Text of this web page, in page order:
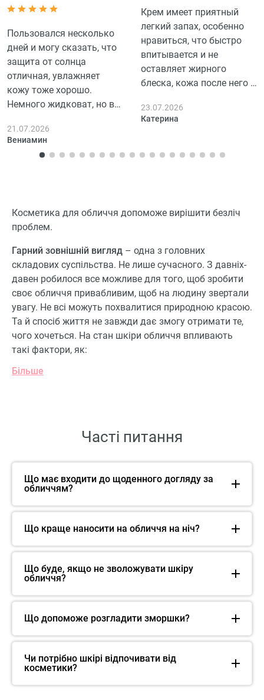
Пользовался несколько
дней и могу сказать, что
защита от солнца
отличная, увлажняет
кожу тоже хорошо.
Немного жидковат, но в
наносить на кожу,
впитывается быстро и не
оставляет ощущение
21.07.2026
Вениамин
Крем имеет приятный
легкий запах, особенно
нравиться, что быстро
впитывается и не
оставляет жирного
блеска, кожа после него и
упругой и свежей. Не
ожидала таких
заметила сильного
чувствительной кожи
или покраснений.
Поставила 4 звезды
только потому что
хотелось бы более
выраженного
антивозрастного
эффекта.
23.07.2026
Катерина
Косметика для обличчя допоможе вирішити безліч
проблем.
Гарний зовнішній вигляд – одна з головних
складових суспільства. Не лише сучасного. З давніх-
давен робилося все можливе для того, щоб зробити
своє обличчя привабливим, щоб на людину звертали
увагу. Не всі можуть похвалитися природною красою.
Та й спосіб життя не завжди дає змогу отримати те,
чого хочеться. На стан шкіри обличчя впливають
такі фактори, як:
Більше
Часті питання
Що має входити до щоденного догляду за
обличчям?
Що краще наносити на обличчя на ніч?
Що буде, якщо не зволожувати шкіру
обличчя?
Що допоможе розгладити зморшки?
Чи потрібно шкірі відпочивати від
косметики?